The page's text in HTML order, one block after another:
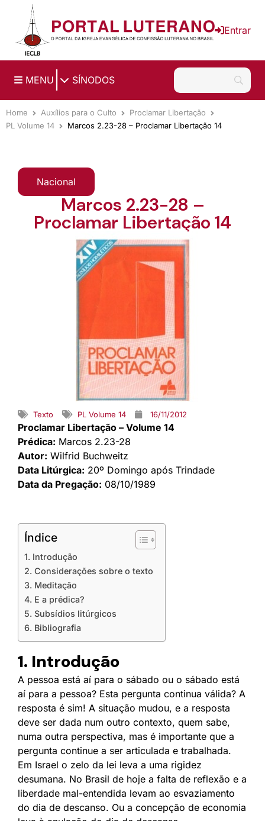
Ir para o conteúdo principal
Entrar
MENU SÍNODOS
Home Auxílios para o Culto
Proclamar Libertação
PL Volume 14
Marcos 2.23-28 – Proclamar Libertação 14
Nacional
Marcos 2.23-28 –
Proclamar Libertação 14
Texto PL Volume 14 16/11/2012
Proclamar Libertação – Volume 14
Prédica: Marcos 2.23-28
Autor: Wilfrid Buchweitz
Data Litúrgica: 20º Domingo após Trindade
Data da Pregação: 08/10/1989
Índice
1. Introdução
2. Considerações sobre o texto
3. Meditação
4. E a prédica?
5. Subsídios litúrgicos
6. Bibliografia
1. Introdução
A pessoa está aí para o sábado ou o sábado está
aí para a pessoa? Esta pergunta continua válida? A
resposta é sim! A situação mudou, e a resposta
deve ser dada num outro contexto, quem sabe,
numa outra perspectiva, mas é importante que a
pergunta continue a ser articulada e trabalhada.
Em Israel o zelo da lei leva a uma rigidez
desumana. No Brasil de hoje a falta de reflexão e a
liberdade mal-entendida levam ao esvaziamento
do dia de descanso. Ou a concepção de economia